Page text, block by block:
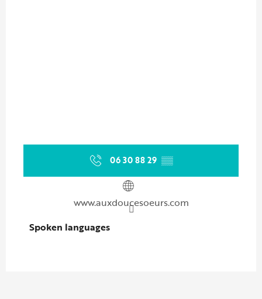
06 30 88 29 ▒▒
www.auxdoucesoeurs.com
Spoken languages
Spoken languages